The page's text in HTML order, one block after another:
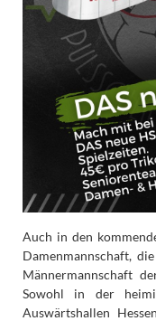
Auch in den
Damenmannschaft,
Männermannschaft
Sowohl in der
Auswärtshallen